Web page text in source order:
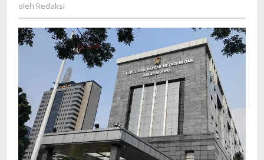
oleh Redaksi